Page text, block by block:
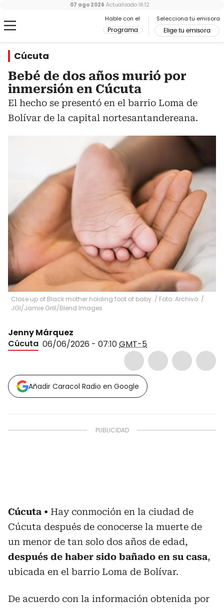
Hable con el
Programa
Selecciona tu emisora
Elige tu emisora
07 ago 2026 Actualizado 16:12
Cúcuta
Bebé de dos años murió por
inmersión en Cúcuta
El hecho se presentó en el barrio Loma de
Bolívar de la capital nortesantandereana.
Close up of Black mother holding foot of baby. / Foto: Archivo. /
JGI/Jamie Grill/Blend Images
Jenny Márquez
Cúcuta 06/06/2026 - 07:10GMT-5
Añadir Caracol Radio en Google
Cúcuta
Hay conmoción en la ciudad de
Cúcuta después de conocerse la muerte de
un menor de tan solo dos años de edad,
después de haber sido bañado en su casa,
ubicada en el barrio Loma de Bolívar.
De acuerdo con la información obtenida por